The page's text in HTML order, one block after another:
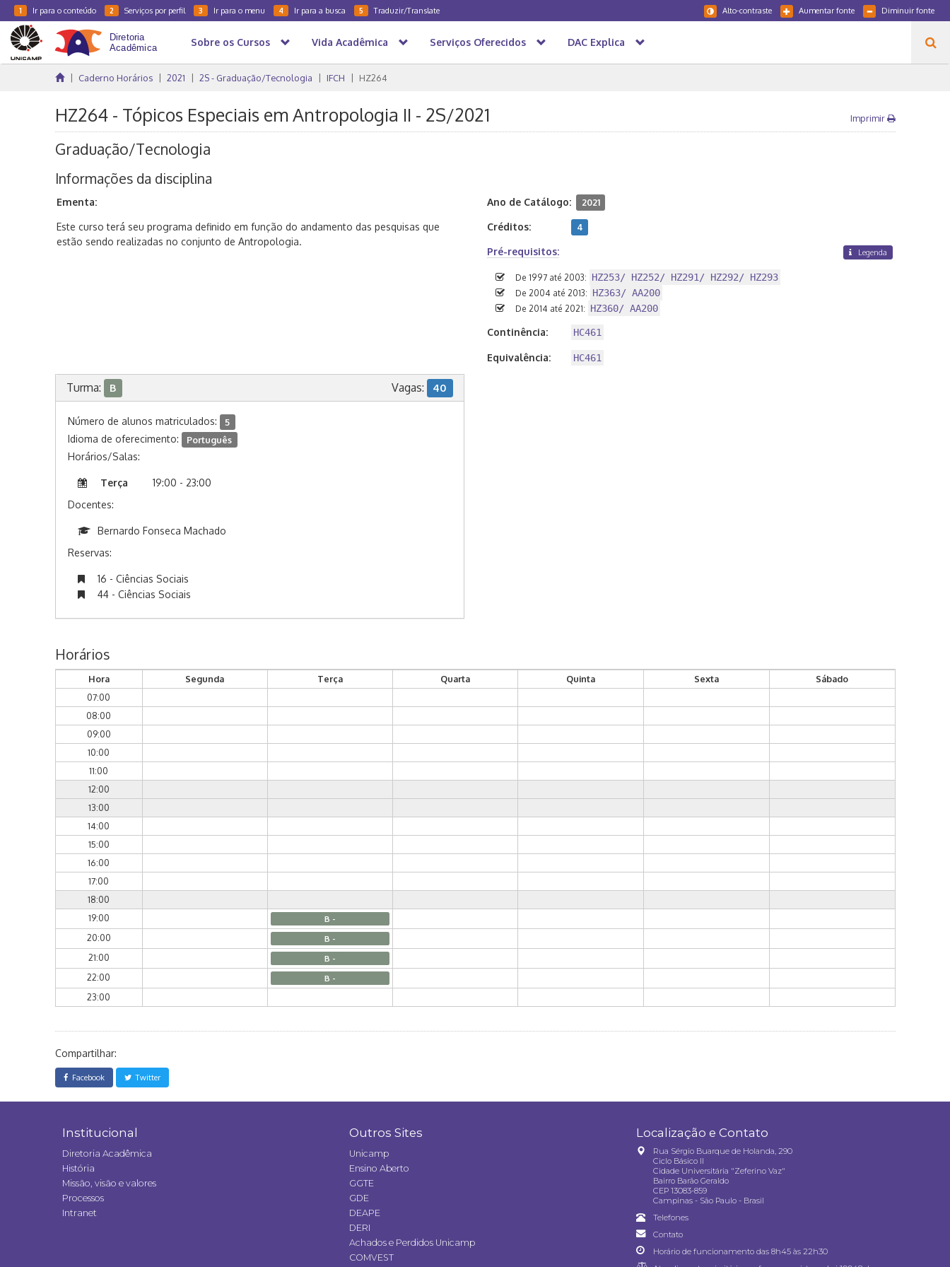
1 Ir para o conteúdo 2 Serviços por perfil 3 Ir para o menu 4 Ir para a busca 5 Traduzir/Translate Diminuir fonte
Aumentar fonte
Alto-contraste
Sobre os Cursos Vida Acadêmica Serviços Oferecidos DAC Explica
Caderno Horários 2021 2S - Graduação/Tecnologia IFCH HZ264
HZ264 - Tópicos Especiais em Antropologia II - 2S/2021 Imprimir
Graduação/Tecnologia
Informações da disciplina
Ementa:
Este curso terá seu programa definido em função do andamento das pesquisas que
estão sendo realizadas no conjunto de Antropologia.
Ano de Catálogo: 2021
Créditos: 4
Pré-requisitos: Legenda
De 1997 até 2003: HZ253/ HZ252/ HZ291/ HZ292/ HZ293
De 2004 até 2013: HZ363/ AA200
De 2014 até 2021: HZ360/ AA200
Continência: HC461
Equivalência: HC461
Turma: B Vagas: 40
Número de alunos matriculados: 5
Idioma de oferecimento: Português
Horários/Salas:
Terça
19:00 - 23:00
Docentes:
Bernardo Fonseca Machado
Reservas:
16 - Ciências Sociais
44 - Ciências Sociais
Horários
Hora Segunda Terça Quarta Quinta Sexta
Sábado
07:00
08:00
09:00
10:00
11:00
12:00
13:00
14:00
15:00
16:00
17:00
18:00
19:00
B -
20:00 B -
21:00 B -
22:00 B -
23:00
Compartilhar:
Facebook Twitter
Institucional
Diretoria Acadêmica
História
Missão, visão e valores
Processos
Intranet
Outros Sites
Unicamp
Ensino Aberto
GGTE
GDE
DEAPE
DERI
Achados e Perdidos Unicamp
COMVEST
Localização e Contato
Rua Sérgio Buarque de Holanda, 290
Ciclo Básico II
Cidade Universitária "Zeferino Vaz"
Bairro Barão Geraldo
CEP 13083-859
Campinas - São Paulo - Brasil
Telefones
Contato
Horário de funcionamento das 8h45 às 22h30